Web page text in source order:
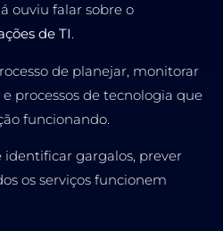
ouviu falar sobre o
de TI.
de planejar, monitorar
processos de tecnologia que
funcionando.
identificar gargalos, prever
os serviços funcionem